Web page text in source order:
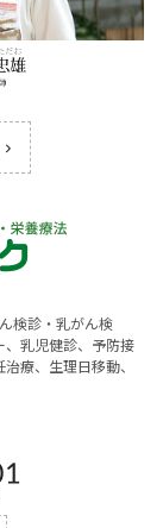
検診・乳がん検
乳児健診、予防接
療、生理日移動、